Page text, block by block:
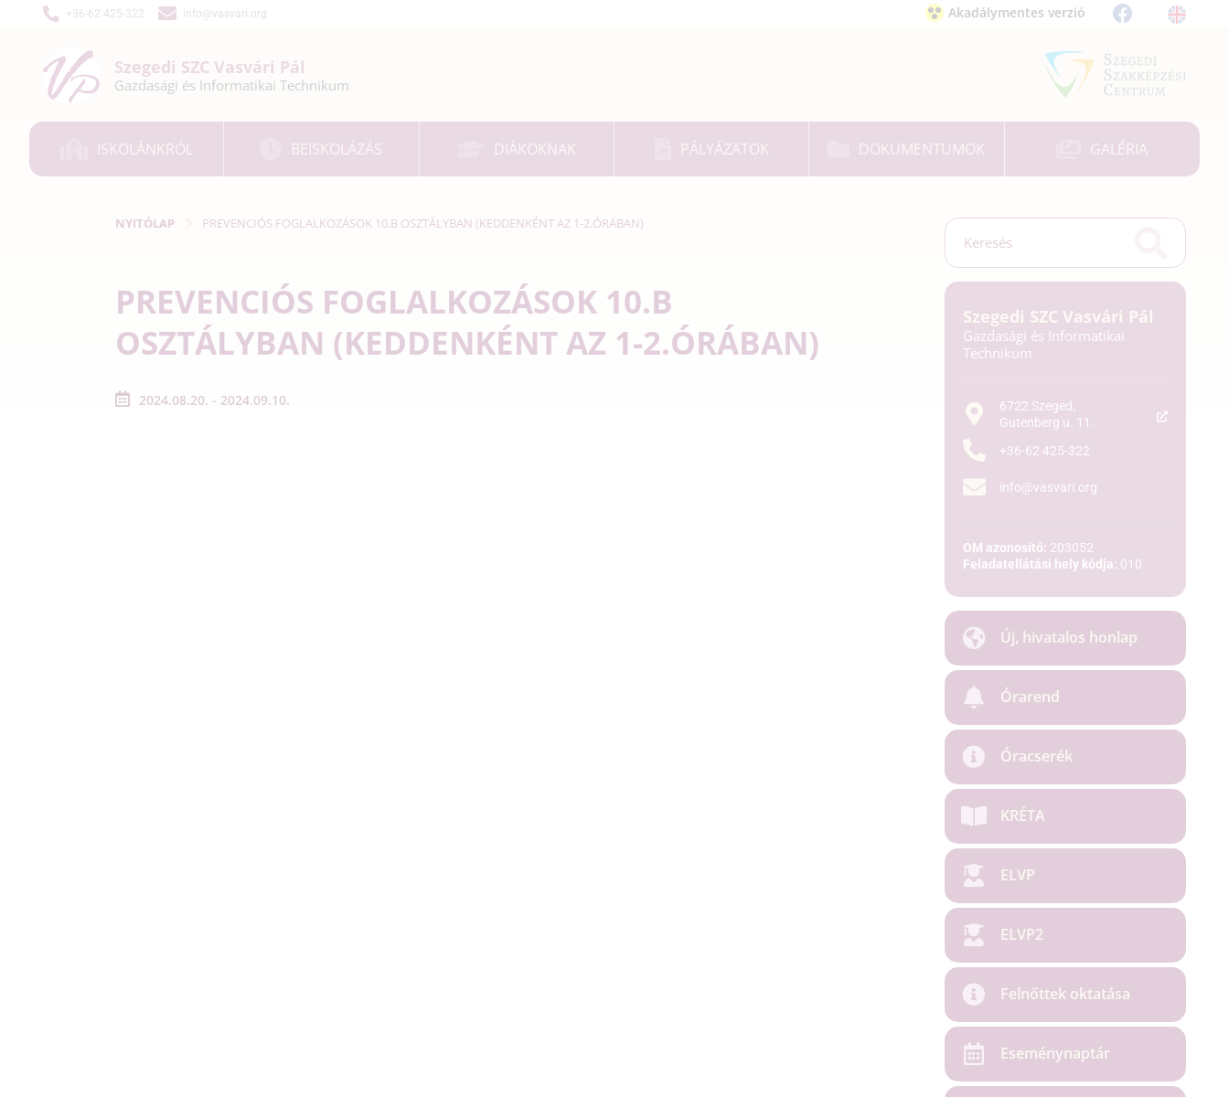
+36-62 425-322 info@vasvari.org Akadálymentes verzió
Szegedi SZC Vasvári Pál
Gazdasági és Informatikai Technikum
ISKOLÁNKRÓL BEISKOLÁZÁS DIÁKOKNAK PÁLYÁZATOK DOKUMENTUMOK GALÉRIA
NYITÓLAP PREVENCIÓS FOGLALKOZÁSOK 10.B OSZTÁLYBAN (KEDDENKÉNT AZ 1-2.ÓRÁBAN)
PREVENCIÓS FOGLALKOZÁSOK 10.B
OSZTÁLYBAN (KEDDENKÉNT AZ 1-2.ÓRÁBAN)
2024.08.20. - 2024.09.10.
Szegedi SZC Vasvári Pál
Gazdasági és Informatikai
Technikum
6722 Szeged,
Gutenberg u. 11.
+36-62 425-322
info@vasvari.org
OM azonosító: 203052
Feladatellátási hely kódja: 010
Új, hivatalos honlap
Órarend
Óracserék
KRÉTA
ELVP
ELVP2
Felnőttek oktatása
Eseménynaptár